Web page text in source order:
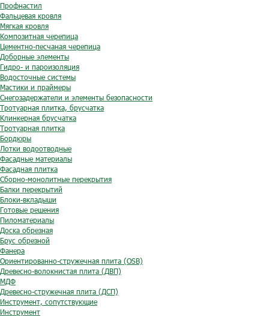
Профнастил
Фальцевая кровля
Мягкая кровля
Композитная черепица
Цементно-песчаная черепица
Доборные элементы
Гидро- и пароизоляция
Водосточные системы
Мастики и праймеры
Снегозадержатели и элементы безопасности
Тротуарная плитка, брусчатка
Клинкерная брусчатка
Тротуарная плитка
Бордюры
Лотки водоотводные
Фасадные материалы
Фасадная плитка
Сборно-монолитные перекрытия
Балки перекрытий
Блоки-вкладыши
Готовые решения
Пиломатериалы
Доска обрезная
Брус обрезной
Фанера
Ориентированно-стружечная плита (OSB)
Древесно-волокнистая плита (ДВП)
МДФ
Древесно-стружечная плита (ДСП)
Инструмент, сопутствующие
Инструмент